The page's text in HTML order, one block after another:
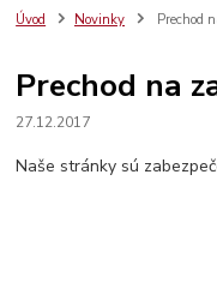
Úvod Novinky Prechod
Prechod na
27.12.2017
Naše stránky sú